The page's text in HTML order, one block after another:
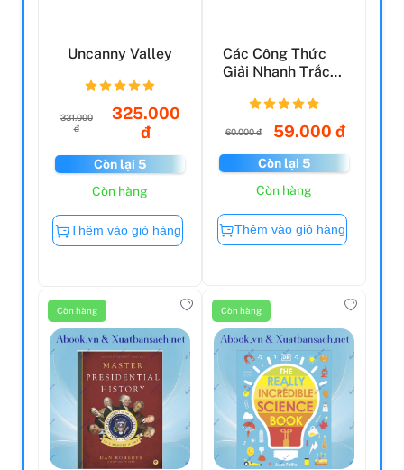
Uncanny Valley
331.000
đ
325.000
đ
Còn lại 5
Còn hàng
Thêm vào giỏ hàng
Các Công Thức
Giải Nhanh Trắc
60.000 đ 59.000 đ
Còn lại 5
Còn hàng
Thêm vào giỏ hàng
Còn hàng Còn hàng